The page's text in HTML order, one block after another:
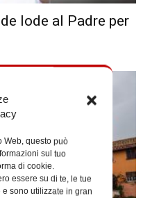
Web, questo può
sul tuo
di cookie.
essere su di te, le tue
sono utilizzate in gran
lode al Padre per